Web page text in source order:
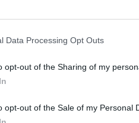
Data Processing Opt Outs
opt-out of the Sharing of my
opt-out of the Sale of my Personal
εξωτερικός τομέας είχε
σημαντικά οι
και υπηρεσιών.
Δείκτη
το 2023, έναντι 9,3%
μόνο στην ενεργειακή